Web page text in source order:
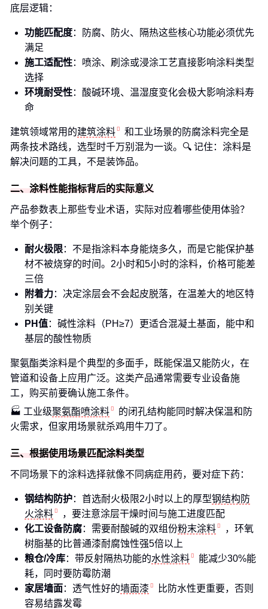
底层逻辑：
功能匹配度：防腐、防火、隔热这些核心功能必须优先
满足
施工适配性：喷涂、刷涂或浸涂工艺直接影响涂料类型
选择
环境耐受性：酸碱环境、温湿度变化会极大影响涂料寿
命
建筑领域常用的建筑涂料
和工业场景的防腐涂料完全是
两条技术路线，选型时千万别混为一谈。🔍 记住：涂料是
解决问题的工具，不是装饰品。
二、涂料性能指标背后的实际意义
产品参数表上那些专业术语，实际对应着哪些使用体验？
举个例子：
耐火极限：不是指涂料本身能烧多久，而是它能保护基
材不被烧穿的时间。2小时和5小时的涂料，价格可能差
三倍
附着力：决定涂层会不会起皮脱落，在温差大的地区特
别关键
PH值：碱性涂料（PH≥7）更适合混凝土基面，能中和
基层的酸性物质
聚氨酯类涂料是个典型的多面手，既能保温又能防火，在
管道和设备上应用广泛。这类产品通常需要专业设备施
工，购买前要确认施工条件。
🏭 工业级聚氨酯喷涂料
的闭孔结构能同时解决保温和防
火需求，但家用场景就杀鸡用牛刀了。
三、根据使用场景匹配涂料类型
不同场景下的涂料选择就像不同病症用药，要对症下药：
钢结构防护：首选耐火极限2小时以上的厚型钢结构防
火涂料
，要注意涂层干燥时间与施工进度匹配
化工设备防腐：需要耐酸碱的双组份粉末涂料
，环氧
树脂基的比普通漆耐腐蚀性强5倍以上
粮仓/冷库：带反射隔热功能的水性涂料
能减少30%能
耗，同时要防霉防潮
家居墙面：透气性好的墙面漆
比防水性更重要，否则
容易结露发霉